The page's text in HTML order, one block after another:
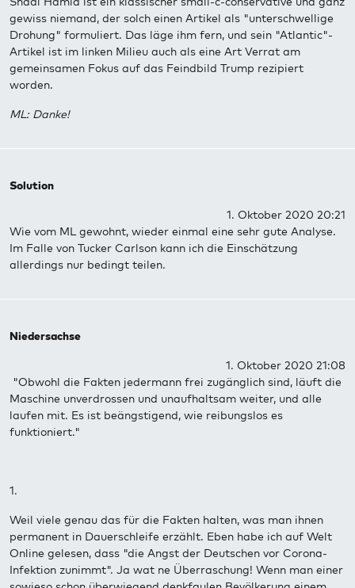
gewiss niemand, der solch einen Artikel als "unterschwellige
Drohung" formuliert. Das läge ihm fern, und sein "Atlantic"-
Artikel ist im linken Milieu auch als eine Art Verrat am
gemeinsamen Fokus auf das Feindbild Trump rezipiert
worden.
ML: Danke!
Solution
1. Oktober 2020 20:21
Wie vom ML gewohnt, wieder einmal eine sehr gute Analyse.
Im Falle von Tucker Carlson kann ich die Einschätzung
allerdings nur bedingt teilen.
Niedersachse
1. Oktober 2020 21:08
"Obwohl die Fakten jedermann frei zugänglich sind, läuft die
Maschine unverdrossen und unaufhaltsam weiter, und alle
laufen mit. Es ist beängstigend, wie reibungslos es
funktioniert."
1.
Weil viele genau das für die Fakten halten, was man ihnen
permanent in Dauerschleife erzählt. Eben habe ich auf Welt
Online gelesen, dass "die Angst der Deutschen vor Corona-
Infektion zunimmt". Ja wat ne Überraschung! Wenn man einer